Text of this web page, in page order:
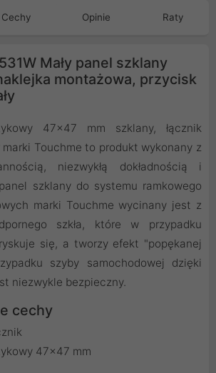
Cechy Opinie Raty
Mały panel szklany
montażowa, przycisk
47x47 mm szklany, łącznik
Touchme to produkt wykonany z
niezwykłą dokładnością i
szklany do systemu ramkowego
marki Touchme wycinany jest z
szkła, które w przypadku
się, a tworzy efekt "popękanej
szyby samochodowej dzięki
niezwykle bezpieczny.
cechy
47x47 mm